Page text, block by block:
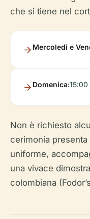
che si tiene nel
Mercoledì e
Domenica:15:00
Non è richiesto
cerimonia presenta
uniforme,
una vivace
colombiana